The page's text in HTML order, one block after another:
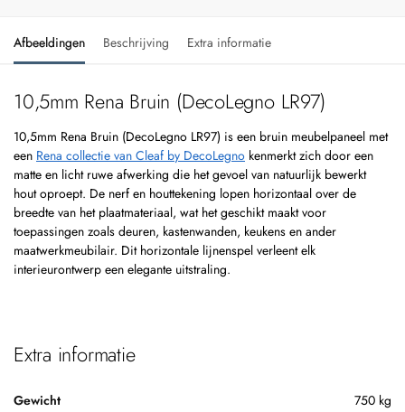
Afbeeldingen Beschrijving Extra informatie
10,5mm Rena Bruin (DecoLegno LR97)
10,5mm Rena Bruin (DecoLegno LR97) is een bruin meubelpaneel met
een Rena collectie van Cleaf by DecoLegno kenmerkt zich door een
matte en licht ruwe afwerking die het gevoel van natuurlijk bewerkt
hout oproept. De nerf en houttekening lopen horizontaal over de
breedte van het plaatmateriaal, wat het geschikt maakt voor
toepassingen zoals deuren, kastenwanden, keukens en ander
maatwerkmeubilair. Dit horizontale lijnenspel verleent elk
interieurontwerp een elegante uitstraling.
Extra informatie
Gewicht 750 kg